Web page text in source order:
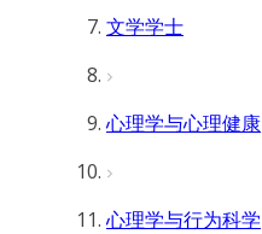
文学学士
心理学与心理健康
心理学与行为科学